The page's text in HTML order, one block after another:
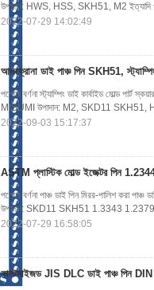
উপাদান: HWS, HSS, SKH51, M2 ইত্যাদি
2022-07-29 14:02:49
আলক্রোনা ডাই পাঞ্চ পিন SKH51,
পণ্যের বর্ণনা স্ট্যাম্পিং ডাই কার্বাইড মোল্ড
MISUMI উপাদান: M2, SKD11 SKH51,
2022-09-03 15:17:37
ASTM প্লাস্টিক মোল্ড ইজেক্টর পিন 1.2344
পণ্যের বর্ণনা পাঞ্চ ডাই পিন মিরর-পালিশ করা
উপাদান: SKD11 SKH51 1.3343 1.2379
2022-07-29 16:58:05
কাস্টমাইজড JIS DLC ডাই পাঞ্চ পিন DIN